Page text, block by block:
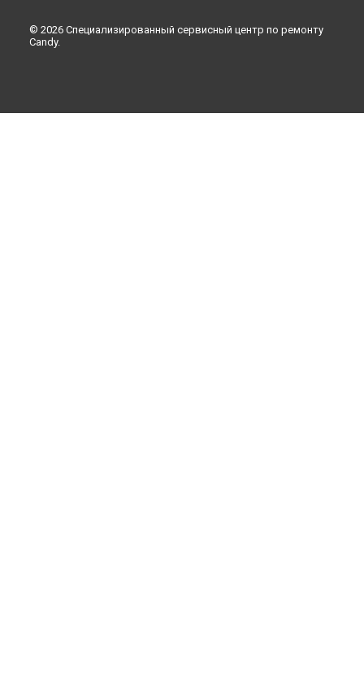
© 2026 Специализированный сервисный центр по ремонту
Candy.